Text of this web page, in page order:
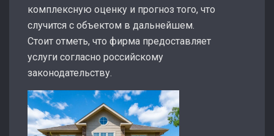
комплексную оценку и прогноз того, что
случится с объектом в дальнейшем.
Стоит отметь, что фирма предоставляет
услуги согласно российскому
законодательству.